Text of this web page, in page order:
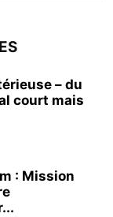
– du
court mais
: Mission